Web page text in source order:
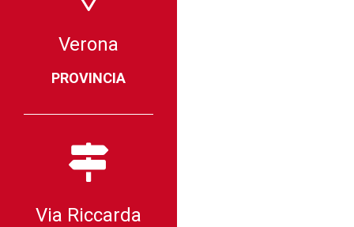
Verona
PROVINCIA
Via Riccarda